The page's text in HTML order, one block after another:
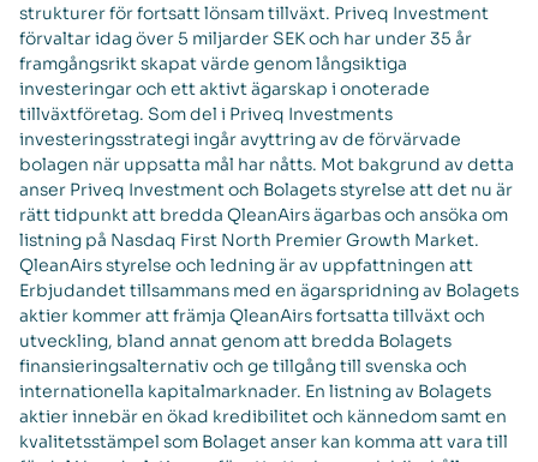
strukturer för fortsatt lönsam tillväxt. Priveq Investment
förvaltar idag över 5 miljarder SEK och har under 35 år
framgångsrikt skapat värde genom långsiktiga
investeringar och ett aktivt ägarskap i onoterade
tillväxtföretag. Som del i Priveq Investments
investeringsstrategi ingår avyttring av de förvärvade
bolagen när uppsatta mål har nåtts. Mot bakgrund av detta
anser Priveq Investment och Bolagets styrelse att det nu är
rätt tidpunkt att bredda QleanAirs ägarbas och ansöka om
listning på Nasdaq First North Premier Growth Market.
QleanAirs styrelse och ledning är av uppfattningen att
Erbjudandet tillsammans med en ägarspridning av Bolagets
aktier kommer att främja QleanAirs fortsatta tillväxt och
utveckling, bland annat genom att bredda Bolagets
finansieringsalternativ och ge tillgång till svenska och
internationella kapitalmarknader. En listning av Bolagets
aktier innebär en ökad kredibilitet och kännedom samt en
kvalitetsstämpel som Bolaget anser kan komma att vara till